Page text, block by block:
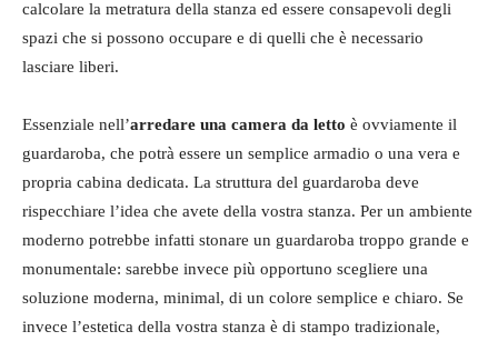
calcolare la metratura della stanza ed essere consapevoli degli
spazi che si possono occupare e di quelli che è necessario
lasciare liberi.
Essenziale nell’arredare una camera da letto è ovviamente il
guardaroba, che potrà essere un semplice armadio o una vera e
propria cabina dedicata. La struttura del guardaroba deve
rispecchiare l’idea che avete della vostra stanza. Per un ambiente
moderno potrebbe infatti stonare un guardaroba troppo grande e
monumentale: sarebbe invece più opportuno scegliere una
soluzione moderna, minimal, di un colore semplice e chiaro. Se
invece l’estetica della vostra stanza è di stampo tradizionale,